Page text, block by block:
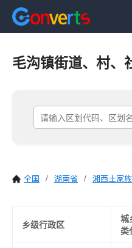
毛沟镇街道、村、
全国 / 湖南省 / 湘西土家
乡级行政区
城
类